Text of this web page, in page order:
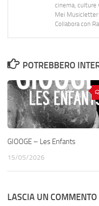
cinema, culture
Mei Musicletter
Collabora con
POTREBBERO
GIOOGE – Les Enfants
15/05/2026
LASCIA UN COMMENTO